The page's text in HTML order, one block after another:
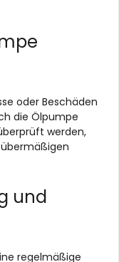
oder Beschäden
die Ölpumpe
werden,
und
regelmäßige